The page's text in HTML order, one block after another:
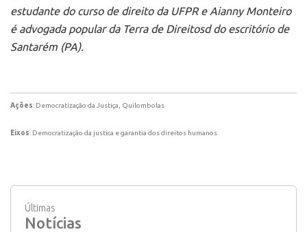
estudante do curso de direito da UFPR e Aianny Monteiro
é advogada popular da Terra de Direitosd do escritório de
Santarém (PA).
Ações: Democratização da Justiça, Quilombolas
Eixos: Democratização da justica e garantia dos direitos humanos
Últimas
Notícias